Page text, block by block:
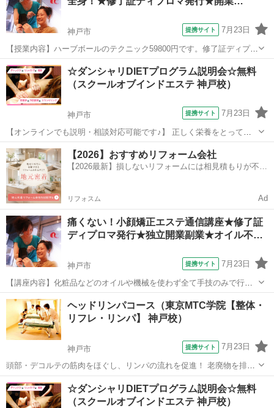
ちらからの営業電話は致し...
神戸市 提携サイト 7月23日
【授業内容】ハーブボールのテクニック59800円です。修了証ディプロ
マも1枚1700円で発行しています★是非、更なる技術UPにご利用下さ
い！復習用のDVD、遠方の方向けの通信講座もご用意しています！こ
ちらからの営業電話は致し...
兵庫 神戸市 マッサージ
☆ダンシャリDIETプログラム説明会☆無料
（スクールオブインドエステ 神戸校）
神戸市 提携サイト 7月23日
【オンラインでも説明・相談対応可能です♪】 正しく栄養をとって美
味しく食べて痩せる体に 健康とキレイを同時に叶える★
兵庫 神戸市 エステ
【2026】おすすめリフォーム会社
【2026最新】損しないリフォームには相見積もりが不可
リフォスム Ad
痛くない！小顔矯正エステ通信講座★修了証
ディプロマ発行★独立開業副業★オイル不…
神戸市 提携サイト 7月23日
【講座内容】化粧品などのオイルや機械を使わず全て手技のみで行い
ます。その為お客様はお化粧をオフしなくてOK（オイルやクリームを
使ってもOK)お客様への圧の加減を調整することで強弱の変化も可能
です。「筋肉運動」で顔のコリをほぐ...
兵庫 神戸市 エステ
ヘッドリンパコース（東京MTC学院【整体・
リフレ・リンパ】 神戸校）
神戸市 提携サイト 7月23日
頭部・デコルテの筋肉をほぐし、リンパの流れを促進！ 老廃物を排出
しやすくすることで、肩こり・眼精疲労やフェイスラインのリフトア
ップにも効果◎スキルアップや集客アップにもおすすめのコースで
す。 ☆1クラス4名までの完全個別指...
兵庫 神戸市 マッサージ
☆ダンシャリDIETプログラム説明会☆無料
（スクールオブインドエステ 神戸校）